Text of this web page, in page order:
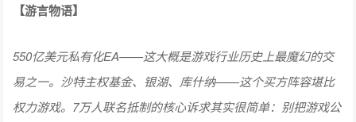
【游言物语】
550亿美元私有化EA——这大概是游戏行业历史上最魔幻的交
易之一。沙特主权基金、银湖、库什纳——这个买方阵容堪比
权力游戏。7万人联名抵制的核心诉求其实很简单：别把游戏公